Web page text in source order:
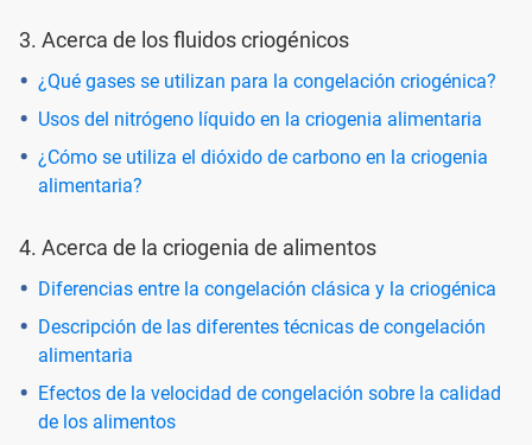
3. Acerca de los fluidos criogénicos
¿Qué gases se utilizan para la congelación criogénica?
Usos del nitrógeno líquido en la criogenia alimentaria
¿Cómo se utiliza el dióxido de carbono en la criogenia
alimentaria?
4. Acerca de la criogenia de alimentos
Diferencias entre la congelación clásica y la criogénica
Descripción de las diferentes técnicas de congelación
alimentaria
Efectos de la velocidad de congelación sobre la calidad
de los alimentos